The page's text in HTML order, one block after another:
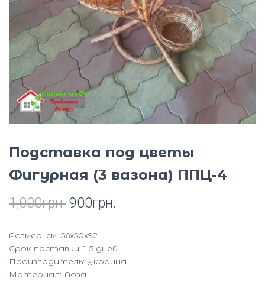
Подставка под цветы
Фигурная (3 вазона) ППЦ-4
1,000грн. 900грн.
Размер, см. 56х50х92
Срок поставки: 1-5 дней
Производитель: Украина
Материал: Лоза